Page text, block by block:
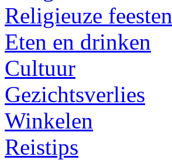
Religieuze feesten
Eten en drinken
Cultuur
Gezichtsverlies
Winkelen
Reistips